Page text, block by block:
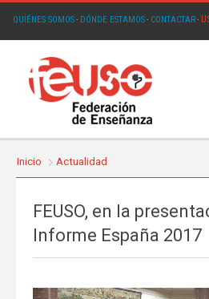
QUIÉNES SOMOS· DÓNDE ESTAMOS· CONTACTAR·
Inicio Actualidad
FEUSO, en la
Informe España 2017